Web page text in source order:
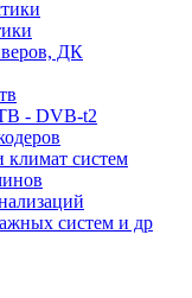
ДК
- DVB-t2
климат систем
систем и др